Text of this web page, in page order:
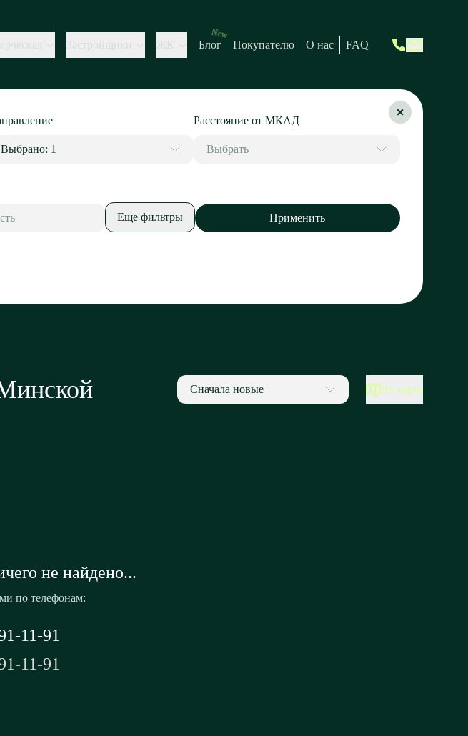
Застройщики ЖК
New
Блог Покупателю О нас FAQ
Выбрано: 1
Расстояние от МКАД
Выбрать
Еще фильтры Применить
Сначала новые На карте
не найдено...
по телефонам:
11-91
11-91